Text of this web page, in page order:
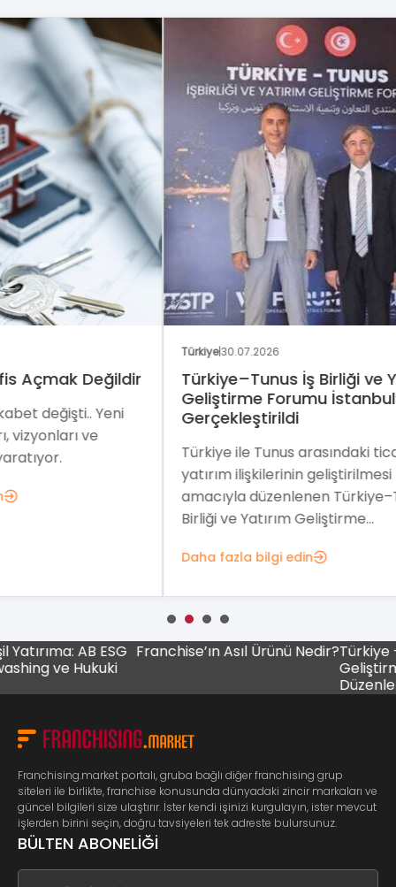
Türkiye–Tunus İş Birliği ve Yatırım
Geliştirme Forumu İstanbul’da
Gerçekleştirildi
Türkiye ile Tunus arasındaki ticaret ve
yatırım ilişkilerinin geliştirilmesi
amacıyla düzenlenen Türkiye–Tunus İş
Birliği ve Yatırım Geliştirme...
Daha fazla bilgi edin
AB ESG
ve Hukuki
Franchise’ın Asıl Ürünü Nedir?Türkiye –
Geliştirme
Düzenlenecek
Franchising.market portalı, gruba bağlı diğer franchising grup
siteleri ile birlikte, franchise konusunda dünyadaki zincir markaları ve
güncel bilgileri size ulaştırır. İster kendi işinizi kurgulayın, ister mevcut
işlerden birini seçin, doğru tavsiyeleri tek adreste bulursunuz.
BÜLTEN ABONELİĞİ
If